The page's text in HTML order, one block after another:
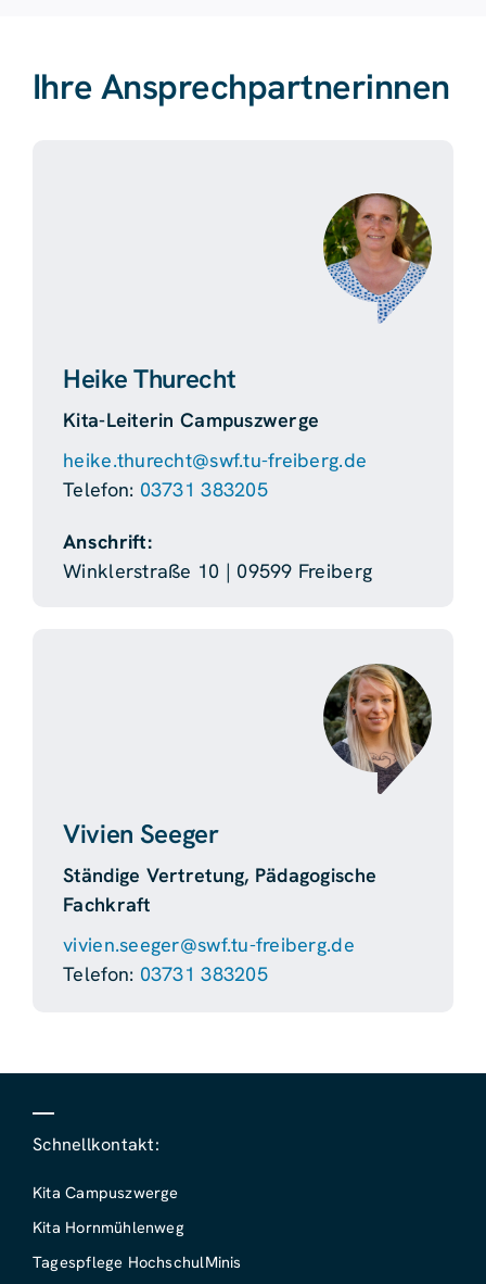
Ihre Ansprechpartnerinnen
Heike Thurecht
Kita-Leiterin Campuszwerge
heike.thurecht@swf.tu-freiberg.de
Telefon: 03731 383205
Anschrift:
Winklerstraße 10 | 09599 Freiberg
Vivien Seeger
Ständige Vertretung, Pädagogische
Fachkraft
vivien.seeger@swf.tu-freiberg.de
Telefon: 03731 383205
Schnellkontakt:
Kita Campuszwerge
Kita Hornmühlenweg
Tagespflege HochschulMinis